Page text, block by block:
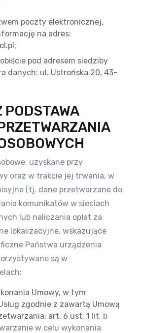
poczty elektronicznej,
na adres:
pod adresem siedziby
danych: ul. Ustrońska 20, 43-
PODSTAWA
uzyskane przy
oraz w trakcie jej trwania, w
(tj. dane przetwarzane do
komunikatów w sieciach
lub naliczania opłat za
lokalizacyjne, wskazujące
Państwa urządzenia
są w
Umowy, w tym
zgodnie z zawartą Umową
art. 6 ust. 1 lit. b
w celu wykonania